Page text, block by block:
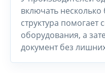
включать
структура помогает
оборудования, а
документ без